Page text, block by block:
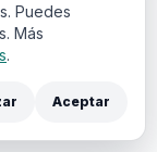
Puedes
Más
.
Aceptar